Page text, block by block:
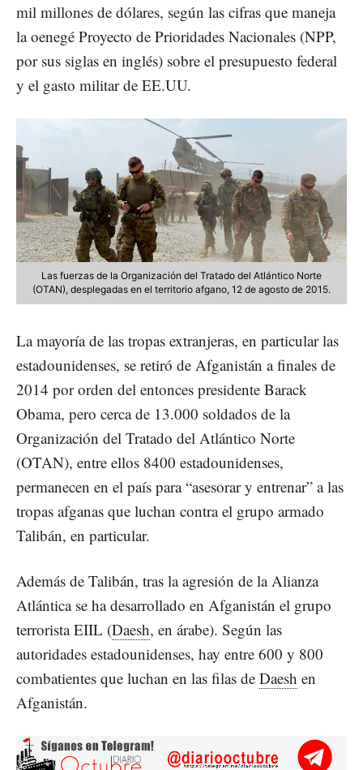
mil millones de dólares, según las cifras que maneja
la oenegé Proyecto de Prioridades Nacionales (NPP,
por sus siglas en inglés) sobre el presupuesto federal
y el gasto militar de EE.UU.
Las fuerzas de la Organización del Tratado del Atlántico Norte
(OTAN), desplegadas en el territorio afgano, 12 de agosto de 2015.
La mayoría de las tropas extranjeras, en particular las
estadounidenses, se retiró de Afganistán a finales de
2014 por orden del entonces presidente Barack
Obama, pero cerca de 13.000 soldados de la
Organización del Tratado del Atlántico Norte
(OTAN), entre ellos 8400 estadounidenses,
permanecen en el país para “asesorar y entrenar” a las
tropas afganas que luchan contra el grupo armado
Talibán, en particular.
Además de Talibán, tras la agresión de la Alianza
Atlántica se ha desarrollado en Afganistán el grupo
terrorista EIIL (Daesh, en árabe). Según las
autoridades estadounidenses, hay entre 600 y 800
combatientes que luchan en las filas de Daesh en
Afganistán.